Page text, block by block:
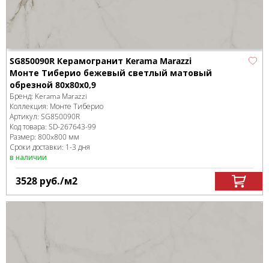
SG850090R Керамогранит Kerama Marazzi
Монте Тиберио бежевый светлый матовый
обрезной 80x80x0,9
Бренд: Kerama Marazzi
Коллекция: Монте Тиберио
Артикул: SG850090R
Код товара: SD-267643-99
Размер: 800x800 мм
Сроки доставки: 1-3 дня
в наличии
3528 руб./м2